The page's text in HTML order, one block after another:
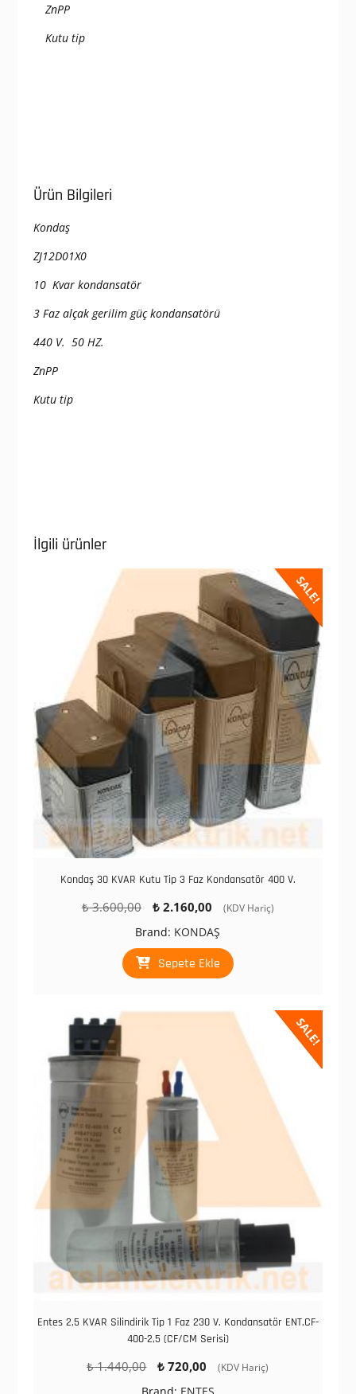
ZnPP
Kutu tip
Ürün Bilgileri
Kondaş
ZJ12D01X0
10 Kvar kondansatör
3 Faz alçak gerilim güç kondansatörü
440 V. 50 HZ.
ZnPP
Kutu tip
İlgili ürünler
SALE!
Kondaş 30 KVAR Kutu Tip 3 Faz Kondansatör 400 V.
₺3.600,00
Orijinal
fiyat:
₺ 3.600,00.
₺2.160,00
Şu
₺ 2.160,00.
(KDV Hariç)
Brand: KONDAŞ
Sepete Ekle
SALE!
Entes 2,5 KVAR Silindirik Tip 1 Faz 230 V. Kondansatör ENT.CF-
400-2,5 (CF/CM Serisi)
₺1.440,00
Orijinal
fiyat:
₺ 720,00
Şu
(KDV Hariç)